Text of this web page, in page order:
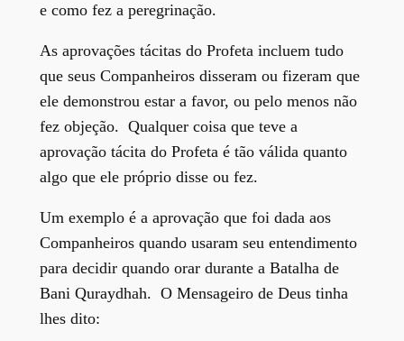
e como fez a peregrinação.
As aprovações tácitas do Profeta incluem tudo
que seus Companheiros disseram ou fizeram que
ele demonstrou estar a favor, ou pelo menos não
fez objeção. Qualquer coisa que teve a
aprovação tácita do Profeta é tão válida quanto
algo que ele próprio disse ou fez.
Um exemplo é a aprovação que foi dada aos
Companheiros quando usaram seu entendimento
para decidir quando orar durante a Batalha de
Bani Quraydhah. O Mensageiro de Deus tinha
lhes dito: